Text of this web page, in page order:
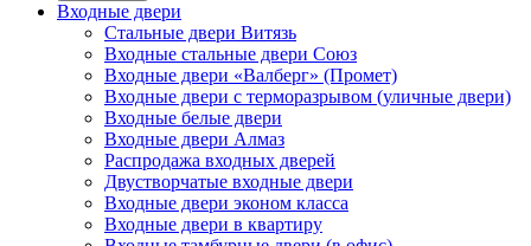
Входные двери
Стальные двери Витязь
Входные стальные двери Союз
Входные двери «Валберг» (Промет)
Входные двери с терморазрывом (уличные двери)
Входные белые двери
Входные двери Алмаз
Распродажа входных дверей
Двустворчатые входные двери
Входные двери эконом класса
Входные двери в квартиру